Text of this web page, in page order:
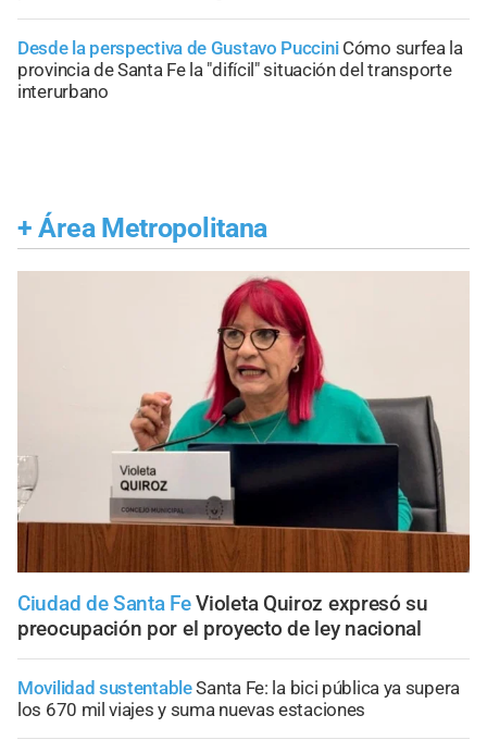
Desde la perspectiva de Gustavo Puccini Cómo surfea la
provincia de Santa Fe la "difícil" situación del transporte
interurbano
+ Área Metropolitana
Ciudad de Santa Fe Violeta Quiroz expresó su
preocupación por el proyecto de ley nacional
Movilidad sustentableSanta Fe: la bici pública ya supera
los 670 mil viajes y suma nuevas estaciones